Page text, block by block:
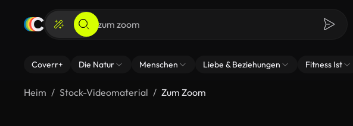
Coverr+ Die Natur Menschen Liebe & Beziehungen Fitness Ist
Heim Stock-Videomaterial Zum Zoom